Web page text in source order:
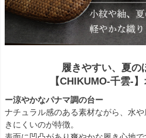
履きやすい、夏の
【CHIKUMO-千雲-
ー涼やかなパナマ調の台ー
ナチュラル感のある素材ながら、水
きにくいのが特徴。